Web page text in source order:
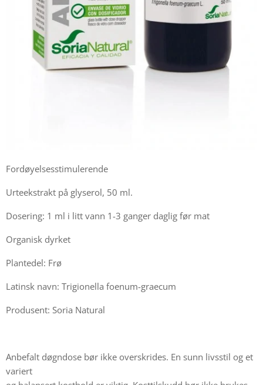
Fordøyelsesstimulerende
Urteekstrakt på glyserol, 50 ml.
Dosering: 1 ml i litt vann 1-3 ganger daglig før mat
Organisk dyrket
Plantedel: Frø
Latinsk navn: Trigionella foenum-graecum
Produsent: Soria Natural
Anbefalt døgndose bør ikke overskrides. En sunn livsstil og et
variert